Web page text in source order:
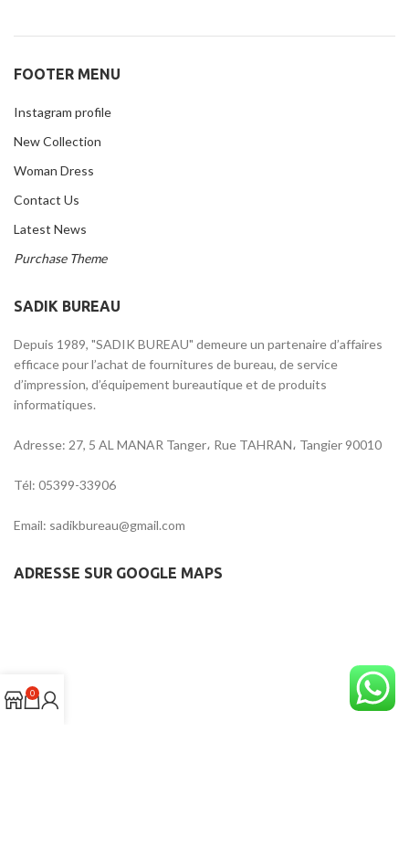
FOOTER MENU
Instagram profile
New Collection
Woman Dress
Contact Us
Latest News
Purchase Theme
SADIK BUREAU
Depuis 1989, "SADIK BUREAU" demeure un partenaire d’affaires
efficace pour l’achat de fournitures de bureau, de service
d’impression, d’équipement bureautique et de produits
informatiques.
Adresse: 27, 5 AL MANAR Tanger، Rue TAHRAN، Tangier 90010
Tél: 05399-33906
Email: sadikbureau@gmail.com
ADRESSE SUR GOOGLE MAPS
0